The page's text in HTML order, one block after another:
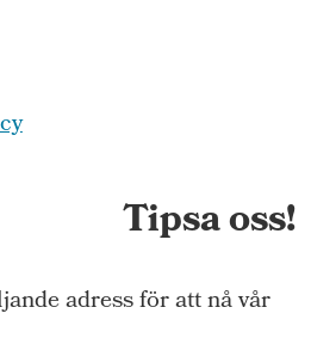
Tipsa oss!
adress för att nå vår